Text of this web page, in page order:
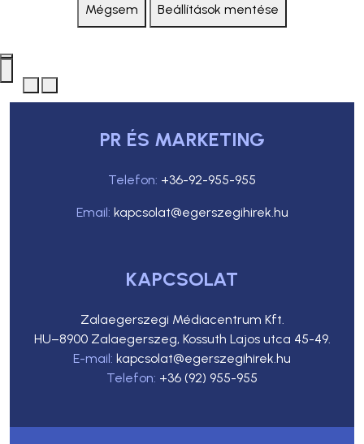
Mégsem Beállítások mentése
PR ÉS MARKETING
Telefon: +36-92-955-955
Email: kapcsolat@egerszegihirek.hu
KAPCSOLAT
Zalaegerszegi Médiacentrum Kft.
HU–8900 Zalaegerszeg, Kossuth Lajos utca 45-49.
E-mail: kapcsolat@egerszegihirek.hu
Telefon: +36 (92) 955-955